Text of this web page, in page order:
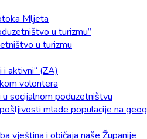
Mljeta
u turizmu”
u turizmu
aktivni“ (ZA)
volontera
socijalnom poduzetništvu
mlade populacije na
vještina i običaja naše Županije